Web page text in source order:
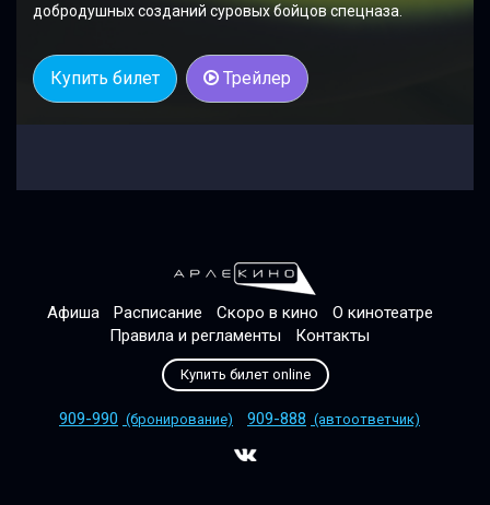
добродушных созданий суровых бойцов спецназа.
Купить билет Трейлер
Афиша Расписание Скоро в кино
О кинотеатре
Правила и регламенты
Контакты
Купить билет online
909-990 (бронирование) 909-888 (автоответчик)